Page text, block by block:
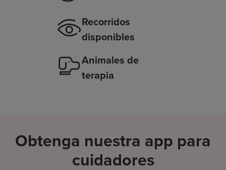
Recorridos
disponibles
Animales de
terapia
Obtenga nuestra app para
cuidadores